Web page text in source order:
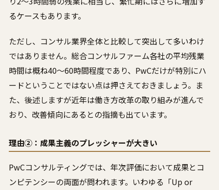
るケースもあります。
ただし、コンサル業界全体と比較して突出して多いわけ
ではありません。総合コンサルファーム各社の平均残業
時間は概ね40〜60時間程度であり、PwCだけが特別にハ
ードということではない点は押さえておきましょう。ま
た、後述しますが近年は働き方改革の取り組みが進んで
おり、改善傾向にあるとの指摘も出ています。
理由②：成果主義のプレッシャーが大きい
PwCコンサルティングでは、年次評価において成果とコ
ンピテンシーの両面が問われます。いわゆる「Up or